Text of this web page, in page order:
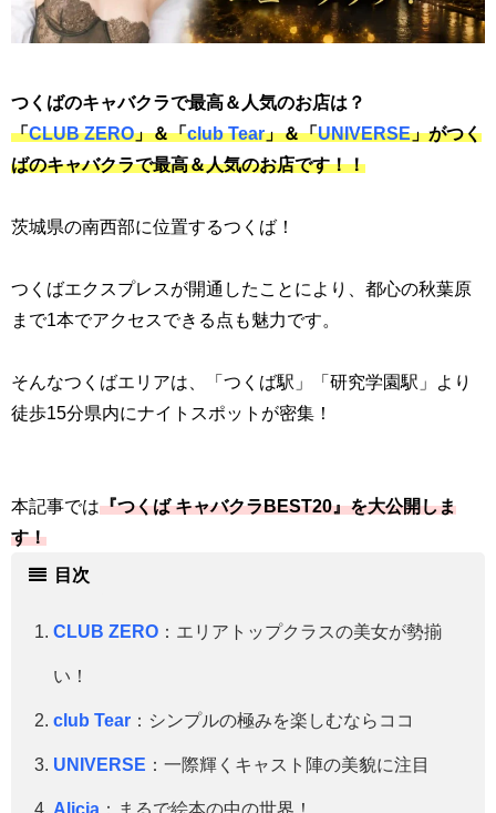
つくばのキャバクラで最高＆人気のお店は？
「CLUB ZERO」＆「club Tear」＆「UNIVERSE」がつく
ばのキャバクラで最高＆人気のお店です！！
茨城県の南西部に位置するつくば！
つくばエクスプレスが開通したことにより、都心の秋葉原
まで1本でアクセスできる点も魅力です。
そんなつくばエリアは、「つくば駅」「研究学園駅」より
徒歩15分県内にナイトスポットが密集！
本記事では『つくば キャバクラBEST20』を大公開しま
す！
目次
CLUB ZERO ：エリアトップクラスの美女が勢揃
い！
club Tear ：シンプルの極みを楽しむならココ
UNIVERSE ：一際輝くキャスト陣の美貌に注目
Alicia ：まるで絵本の中の世界！